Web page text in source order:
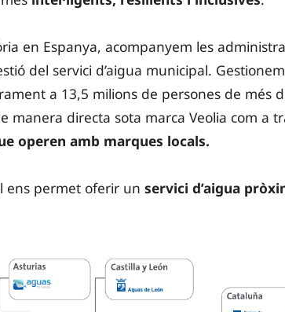
en Espanya, acompanyem les
del servici d’aigua municipal.
a 13,5 milions de persones de més
manera directa sota marca Veolia com a
operen amb marques locals.
ens permet oferir un servici d’aigua